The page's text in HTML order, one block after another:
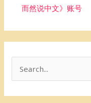
而然说中文》账号